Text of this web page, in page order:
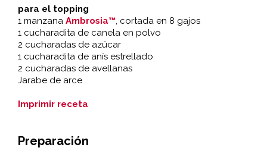
para el topping
1 manzana Ambrosia™, cortada en 8 gajos
1 cucharadita de canela en polvo
2 cucharadas de azúcar
1 cucharadita de anís estrellado
2 cucharadas de avellanas
Jarabe de arce
Imprimir receta
Preparación